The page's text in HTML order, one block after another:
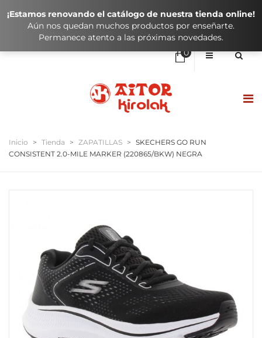
0
No hay elementos en el carrito
SUBTOTAL:
HASIERA / INICIO
KONTAKTUA / CONTACTO
Inicio > Tienda > ZAPATILLAS > SKECHERS GO RUN
CONSISTENT 2.0-MILE MARKER (220865/BKW) NEGRA
¡Estamos renovando el catálogo de nuestra tienda online!
Aún nos quedan muchos productos por enseñarte.
Permanece atento a las próximas novedades.